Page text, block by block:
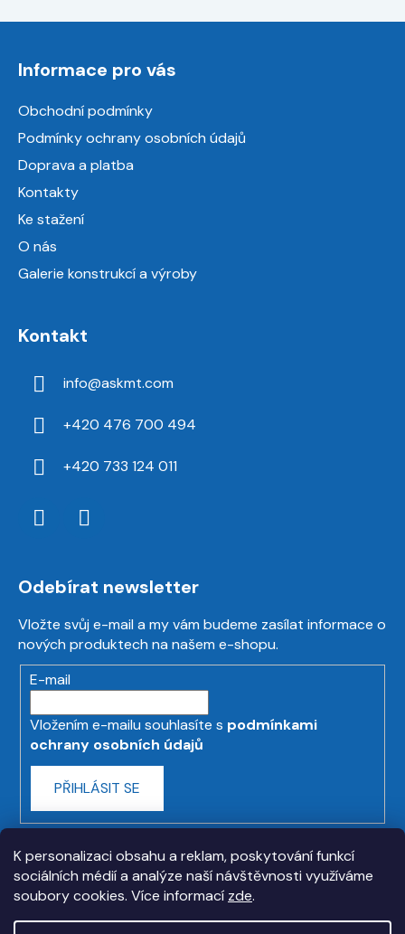
K personalizaci obsahu a reklam, poskytování funkcí
sociálních médií a analýze naší návštěvnosti využíváme
soubory cookies. Více informací zde.
Informace pro vás
Obchodní podmínky
Podmínky ochrany osobních údajů
Doprava a platba
Kontakty
Ke stažení
O nás
Galerie konstrukcí a výroby
Kontakt
info@askmt.com
+420 476 700 494
+420 733 124 011
Odebírat newsletter
Vložte svůj e-mail a my vám budeme zasílat informace o
nových produktech na našem e-shopu.
E-mail
Vložením e-mailu souhlasíte s podmínkami
ochrany osobních údajů
PŘIHLÁSIT SE